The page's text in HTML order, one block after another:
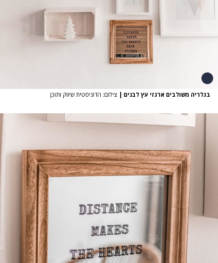
בגלריה משולבים ארגזי עץ לבנים | צילום: הדוניסטית שיווק ותוכן